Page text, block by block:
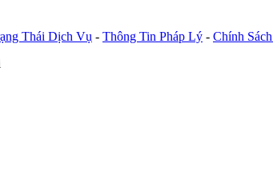
Thái Dịch Vụ - Thông Tin Pháp Lý - Chính